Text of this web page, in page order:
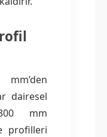
dairesel
mm
profilleri